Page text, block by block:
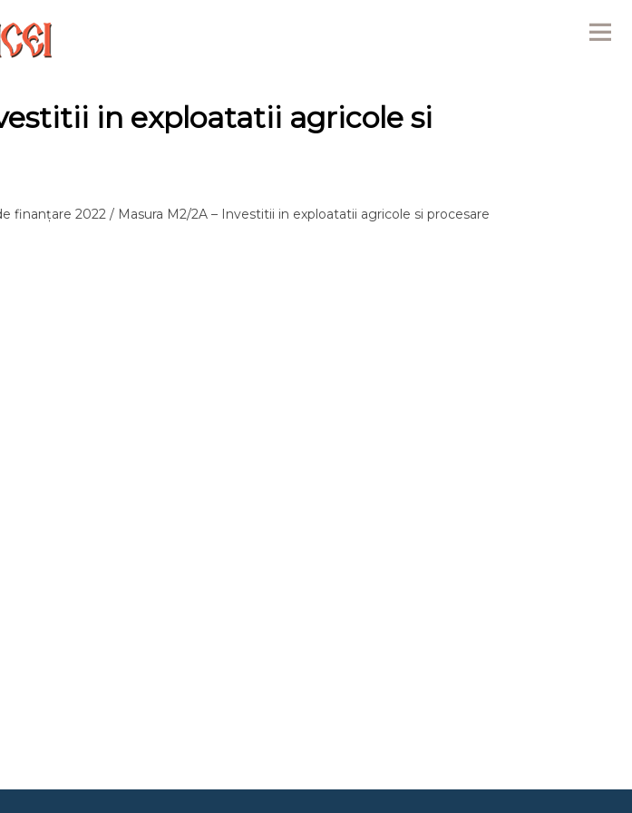
in exploatatii agricole si
finanțare 2022/ Masura M2/2A – Investitii in exploatatii agricole si procesare